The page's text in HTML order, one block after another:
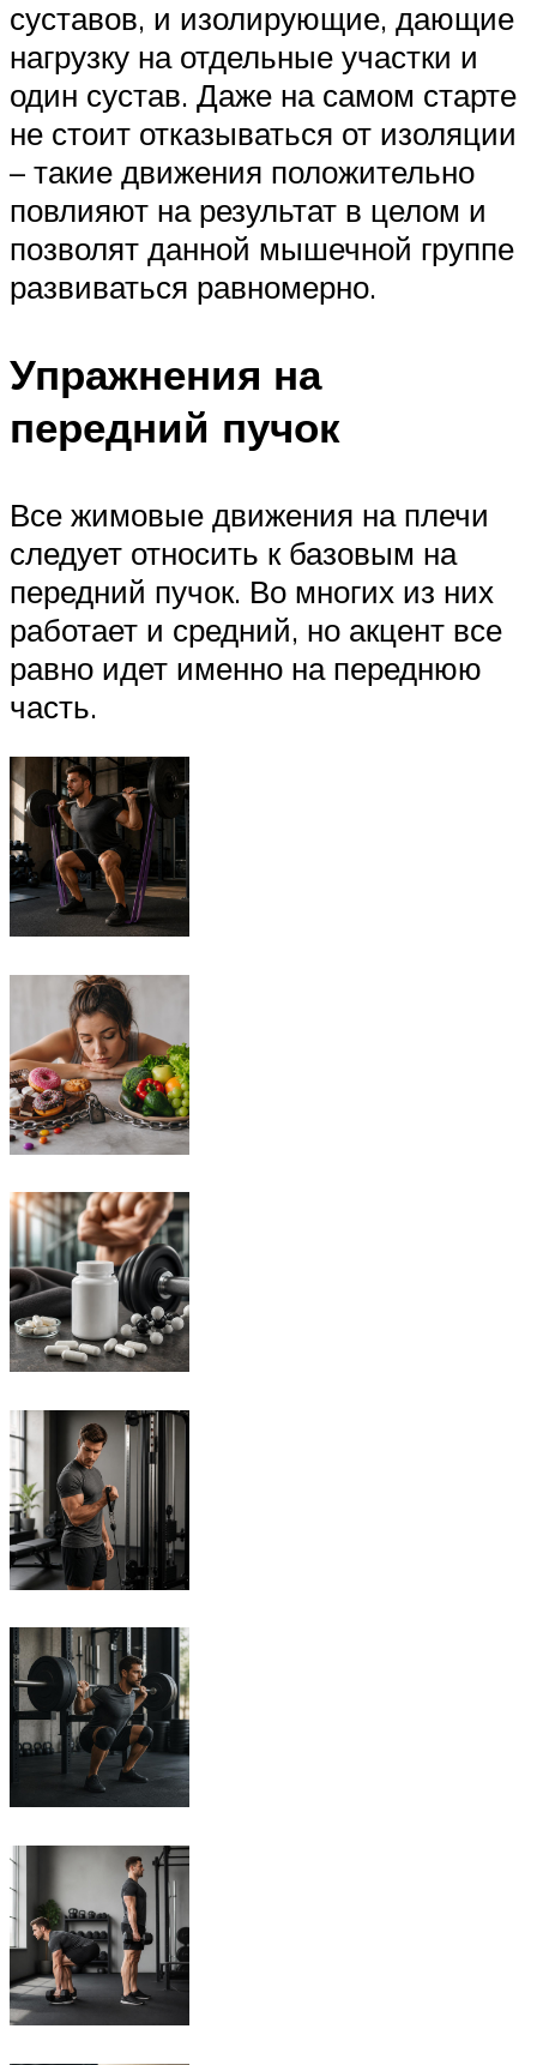
суставов, и изолирующие, дающие
нагрузку на отдельные участки и
один сустав. Даже на самом старте
не стоит отказываться от изоляции
– такие движения положительно
повлияют на результат в целом и
позволят данной мышечной группе
развиваться равномерно.
Упражнения на
передний пучок
Все жимовые движения на плечи
следует относить к базовым на
передний пучок. Во многих из них
работает и средний, но акцент все
равно идет именно на переднюю
часть.